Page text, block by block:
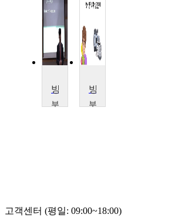
부
민
부
민
고객센터 (평일: 09:00~18:00)